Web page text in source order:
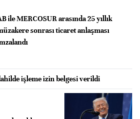
ile MERCOSUR arasında 25 yıllık
sonrası ticaret anlaşması
işleme izin belgesi verildi